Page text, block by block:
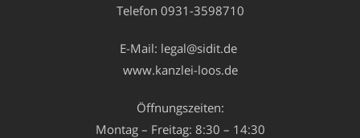
Telefon 0931-3598710
E-Mail: legal@sidit.de
www.kanzlei-loos.de
Öffnungszeiten:
Montag – Freitag: 8:30 – 14:30